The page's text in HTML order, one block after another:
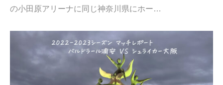
の小田原アリーナに同じ神奈川県にホー…